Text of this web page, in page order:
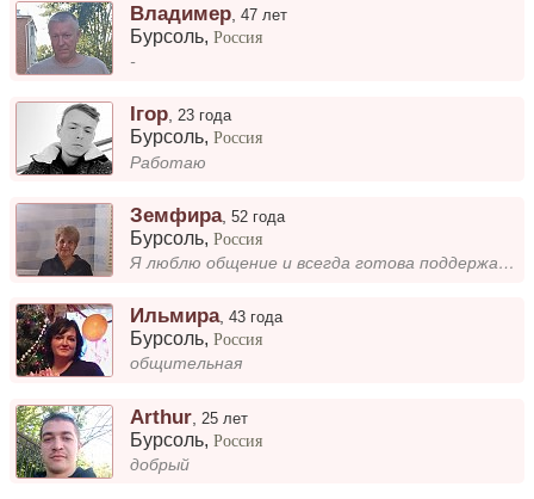
Владимер ,47 лет
Бурсоль,Россия
-
Ігор,23 года
Бурсоль,Россия
Работаю
Земфира,52 года
Бурсоль,Россия
Я люблю общение и всегда готова поддержать разговор. Для меня важно быть рядом с людьми, которые делятся мыслями и чувст...
Ильмира,43 года
Бурсоль,Россия
общительная
Arthur 25 лет
Бурсоль,Россия
добрый